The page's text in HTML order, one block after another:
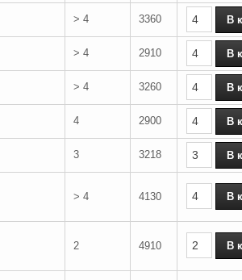
> 4 3360
> 4 2910
> 4 3260
4 2900
3 3218
> 4 4130
2 4910